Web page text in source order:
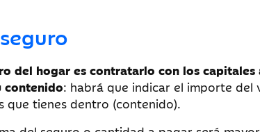
del hogar es contratarlo con los capitales
contenido: habrá que indicar el importe del
que tienes dentro (contenido).